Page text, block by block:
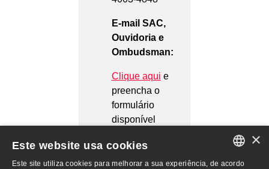
E-mail SAC,
Ouvidoria e
Ombudsman:
Clique aqui e
preencha o
formulário
disponível
×
Este website usa cookies
Este site utiliza cookies para melhorar a sua experiência, de acordo